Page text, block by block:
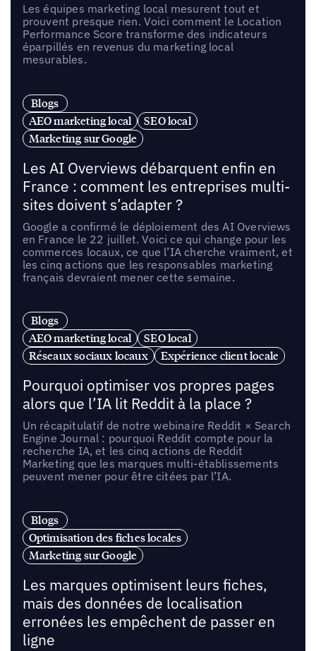
Les équipes marketing local mesurent tout et
prouvent presque rien. Voici comment le Location
Performance Score transforme des indicateurs
éparpillés en revenus du marketing local
mesurables.
Blogs
AEO marketing local
SEO local
Marketing sur Google
Les AI Overviews débarquent enfin en
France : comment les entreprises multi-
sites doivent s’adapter ?
Google a confirmé le déploiement des AI Overviews
en France le 22 juillet. Voici ce qui change pour les
commerces locaux, ce que l’IA cherche vraiment, et
les cinq actions que les responsables marketing
français devraient mener cette semaine.
Blogs
AEO marketing local
SEO local
Réseaux sociaux locaux
Expérience client locale
Pourquoi optimiser vos propres pages
alors que l’IA lit Reddit à la place ?
Un récapitulatif de notre webinaire Reddit × Search
Engine Journal : pourquoi Reddit compte pour la
recherche IA, et les cinq actions de Reddit
Marketing que les marques multi-établissements
peuvent mener pour être citées par l’IA.
Blogs
Optimisation des fiches locales
Marketing sur Google
Les marques optimisent leurs fiches,
mais des données de localisation
erronées les empêchent de passer en
ligne